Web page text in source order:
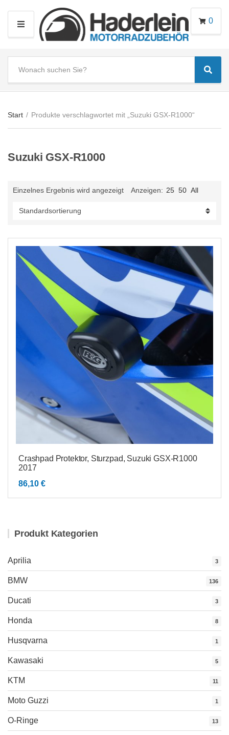
M
U
e
y
c
x
0
Start / Produkte verschlagwortet mit „Suzuki GSX-R1000“
Suzuki GSX-R1000
Einzelnes Ergebnis wird angezeigt Anzeigen: 25 50 All
Crashpad Protektor, Sturzpad, Suzuki GSX-R1000
2017
86,10 €
Produkt Kategorien
Aprilia 3
BMW 136
Ducati 3
Honda 8
Husqvarna 1
Kawasaki 5
KTM 11
Moto Guzzi 1
O-Ringe 13